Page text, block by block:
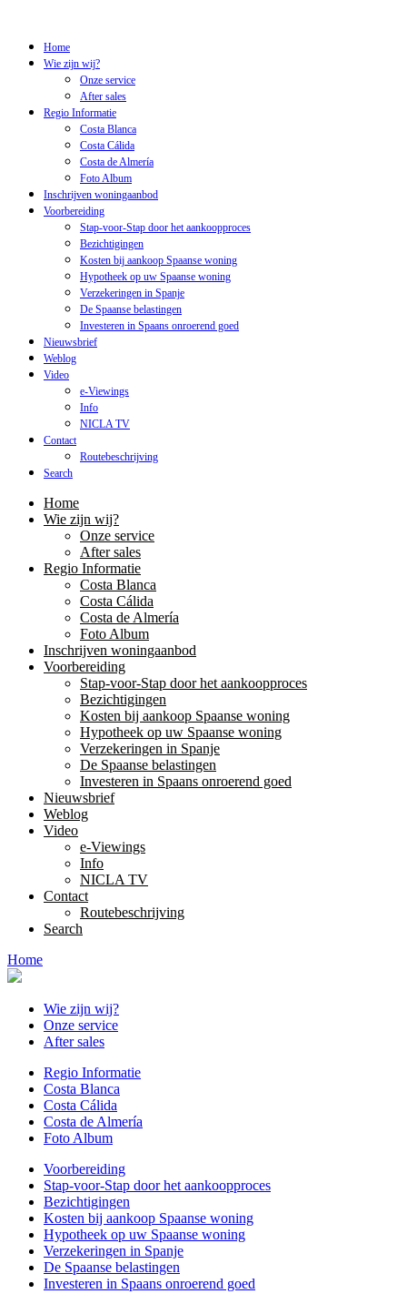
Home
Wie zijn wij?
Onze service
After sales
Regio Informatie
Costa Blanca
Costa Cálida
Costa de Almería
Foto Album
Inschrijven woningaanbod
Voorbereiding
Stap-voor-Stap door het aankoopproces
Bezichtigingen
Kosten bij aankoop Spaanse woning
Hypotheek op uw Spaanse woning
Verzekeringen in Spanje
De Spaanse belastingen
Investeren in Spaans onroerend goed
Nieuwsbrief
Weblog
Video
e-Viewings
Info
NICLA TV
Contact
Routebeschrijving
Search
Home
Wie zijn wij?
Onze service
After sales
Regio Informatie
Costa Blanca
Costa Cálida
Costa de Almería
Foto Album
Inschrijven woningaanbod
Voorbereiding
Stap-voor-Stap door het aankoopproces
Bezichtigingen
Kosten bij aankoop Spaanse woning
Hypotheek op uw Spaanse woning
Verzekeringen in Spanje
De Spaanse belastingen
Investeren in Spaans onroerend goed
Nieuwsbrief
Weblog
Video
e-Viewings
Info
NICLA TV
Contact
Routebeschrijving
Search
Home
Wie zijn wij?
Onze service
After sales
Regio Informatie
Costa Blanca
Costa Cálida
Costa de Almería
Foto Album
Voorbereiding
Stap-voor-Stap door het aankoopproces
Bezichtigingen
Kosten bij aankoop Spaanse woning
Hypotheek op uw Spaanse woning
Verzekeringen in Spanje
De Spaanse belastingen
Investeren in Spaans onroerend goed